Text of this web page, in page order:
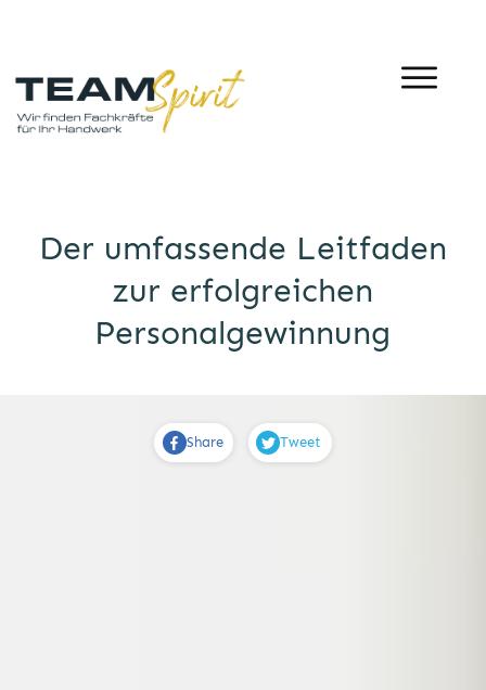
Der umfassende Leitfaden
zur erfolgreichen
Personalgewinnung
Share Tweet